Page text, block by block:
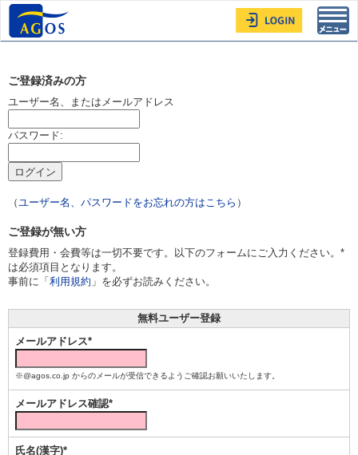
ご登録済みの方
ユーザー名、またはメールアドレス
パスワード:
（ユーザー名、パスワードをお忘れの方はこちら ）
ご登録が無い方
登録費用・会費等は一切不要です。以下のフォームにご入力ください。*
は必須項目となります。
事前に「 利用規約 」を必ずお読みください。
無料ユーザー登録
メールアドレス*
※@agos.co.jp からのメールが受信できるようご確認お願いいたします。
メールアドレス確認*
氏名(漢字)*